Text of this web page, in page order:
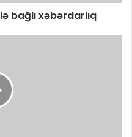
bağlı xəbərdarlıq